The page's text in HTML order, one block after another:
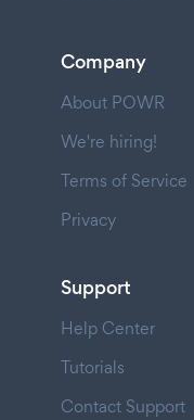
Company
About POWR
We're hiring!
Terms of Service
Privacy
Support
Help Center
Tutorials
Contact Support